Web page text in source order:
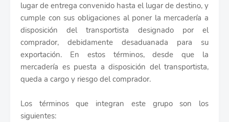
lugar de entrega convenido hasta el lugar de destino, y
cumple con sus obligaciones al poner la mercadería a
disposición del transportista designado por el
comprador, debidamente desaduanada para su
exportación. En estos términos, desde que la
mercadería es puesta a disposición del transportista,
queda a cargo y riesgo del comprador.
Los términos que integran este grupo son los
siguientes: